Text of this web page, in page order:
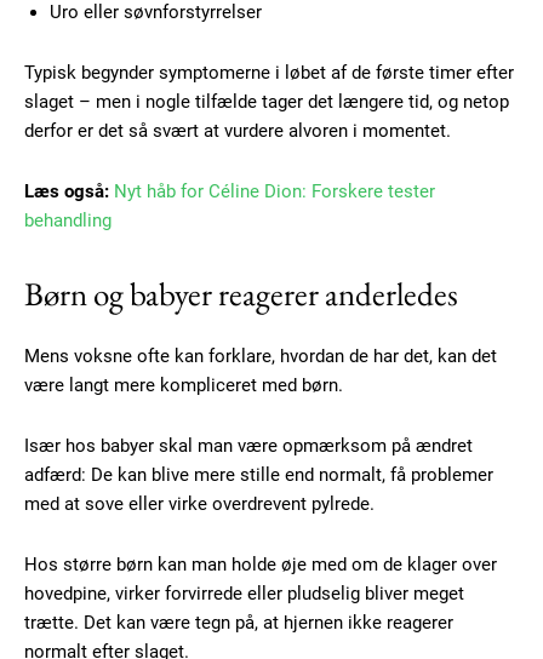
Subscription Plans
Free limited access
Uro eller søvnforstyrrelser
Typisk begynder symptomerne i løbet af de første timer efter
slaget – men i nogle tilfælde tager det længere tid, og netop
derfor er det så svært at vurdere alvoren i momentet.
Læs også: Nyt håb for Céline Dion: Forskere tester
behandling
Børn og babyer reagerer anderledes
Mens voksne ofte kan forklare, hvordan de har det, kan det
være langt mere kompliceret med børn.
Især hos babyer skal man være opmærksom på ændret
adfærd: De kan blive mere stille end normalt, få problemer
med at sove eller virke overdrevent pylrede.
Hos større børn kan man holde øje med om de klager over
hovedpine, virker forvirrede eller pludselig bliver meget
trætte. Det kan være tegn på, at hjernen ikke reagerer
normalt efter slaget.